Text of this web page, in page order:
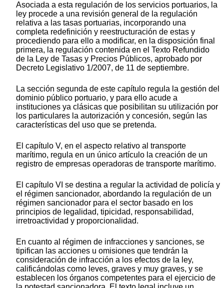
Asociada a esta regulación de los servicios portuarios, la
ley procede a una revisión general de la regulación
relativa a las tasas portuarias, incorporando una
completa redefinición y reestructuración de estas y
procediendo para ello a modificar, en la disposición final
primera, la regulación contenida en el Texto Refundido
de la Ley de Tasas y Precios Públicos, aprobado por
Decreto Legislativo 1/2007, de 11 de septiembre.
La sección segunda de este capítulo regula la gestión del
dominio público portuario, y para ello acude a
instituciones ya clásicas que posibilitan su utilización por
los particulares la autorización y concesión, según las
características del uso que se pretenda.
El capítulo V, en el aspecto relativo al transporte
marítimo, regula en un único artículo la creación de un
registro de empresas operadoras de transporte marítimo.
El capítulo VI se destina a regular la actividad de policía y
el régimen sancionador, abordando la regulación de un
régimen sancionador para el sector basado en los
principios de legalidad, tipicidad, responsabilidad,
irretroactividad y proporcionalidad.
En cuanto al régimen de infracciones y sanciones, se
tipifican las acciones u omisiones que tendrán la
consideración de infracción a los efectos de la ley,
calificándolas como leves, graves y muy graves, y se
establecen los órganos competentes para el ejercicio de